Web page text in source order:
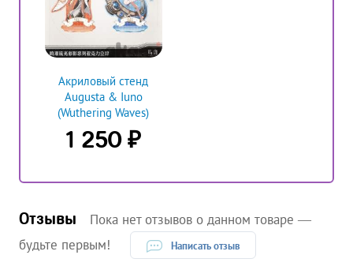
Акриловый стенд
Augusta & Iuno
(Wuthering Waves)
1 250 ₽
Отзывы
Пока нет отзывов о данном товаре —
будьте первым!
Написать отзыв